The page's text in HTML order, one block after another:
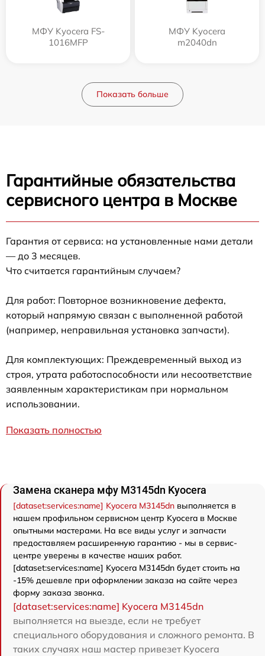
МФУ Kyocera FS-
1016MFP
МФУ Kyocera
m2040dn
Показать больше
Гарантийные обязательства
сервисного центра в Москве
Гарантия от сервиса: на установленные нами детали
— до 3 месяцев.
Что считается гарантийным случаем?
Для работ: Повторное возникновение дефекта,
который напрямую связан с выполненной работой
(например, неправильная установка запчасти).
Для комплектующих: Преждевременный выход из
строя, утрата работоспособности или несоответствие
заявленным характеристикам при нормальном
использовании.
Показать полностью
Замена сканера мфу M3145dn Kyocera
[dataset:services:name] Kyocera M3145dn выполняется в
нашем профильном сервисном центр Kyocera в Москве
опытными мастерами. На все виды услуг и запчасти
предоставляем расширенную гарантию - мы в сервис-
центре уверены в качестве наших работ.
[dataset:services:name] Kyocera M3145dn будет стоить на
-15% дешевле при оформлении заказа на сайте через
форму заказа звонка.
[dataset:services:name] Kyocera M3145dn
выполняется на выезде, если не требует
специального оборудования и сложного ремонта. В
таких случаях наш мастер привезет Kyocera